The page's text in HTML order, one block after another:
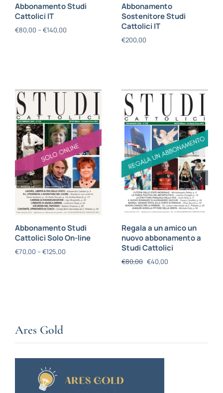
Abbonamento Studi
Cattolici IT
€80,00 – €140,00
Abbonamento
Sostenitore Studi
Cattolici IT
€200,00
Abbonamento Studi
Cattolici Solo On-line
€70,00 – €125,00
Regala a un amico un
nuovo abbonamento a
Studi Cattolici
€80,00 €40,00
Ares Gold